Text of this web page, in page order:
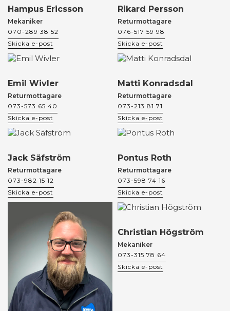
Hampus Ericsson
Mekaniker
070-289 38 52
Skicka e-post
Rikard Persson
Returmottagare
076-517 59 98
Skicka e-post
Emil Wivler
Returmottagare
073-573 65 40
Skicka e-post
Matti Konradsdal
Returmottagare
073-213 81 71
Skicka e-post
Jack Säfström
Returmottagare
073-982 15 12
Skicka e-post
Pontus Roth
Returmottagare
073-598 74 16
Skicka e-post
Christian Högström
Mekaniker
073-315 78 64
Skicka e-post